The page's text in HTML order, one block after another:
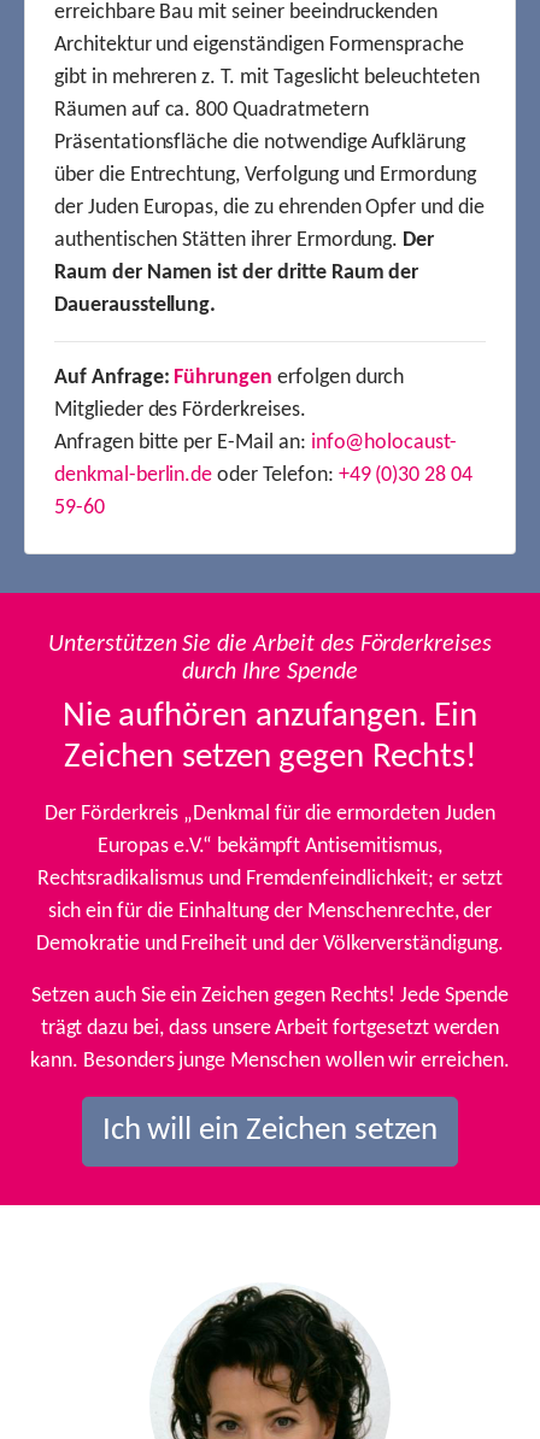
erreichbare Bau mit seiner beeindruckenden
Architektur und eigenständigen Formensprache
gibt in mehreren z. T. mit Tageslicht beleuchteten
Räumen auf ca. 800 Quadratmetern
Präsentationsfläche die notwendige Aufklärung
über die Entrechtung, Verfolgung und Ermordung
der Juden Europas, die zu ehrenden Opfer und die
authentischen Stätten ihrer Ermordung. Der
Raum der Namen ist der dritte Raum der
Dauerausstellung.
Auf Anfrage: Führungen erfolgen durch
Mitglieder des Förderkreises.
Anfragen bitte per E-Mail an: info@holocaust-
denkmal-berlin.de oder Telefon: +49 (0)30 28 04
59-60
Unterstützen Sie die Arbeit des Förderkreises
durch Ihre Spende
Nie aufhören anzufangen. Ein
Zeichen setzen gegen Rechts!
Der Förderkreis „Denkmal für die ermordeten Juden
Europas e.V.“ bekämpft Antisemitismus,
Rechtsradikalismus und Fremdenfeindlichkeit; er setzt
sich ein für die Einhaltung der Menschenrechte, der
Demokratie und Freiheit und der Völkerverständigung.
Setzen auch Sie ein Zeichen gegen Rechts! Jede Spende
trägt dazu bei, dass unsere Arbeit fortgesetzt werden
kann. Besonders junge Menschen wollen wir erreichen.
Ich will ein Zeichen setzen